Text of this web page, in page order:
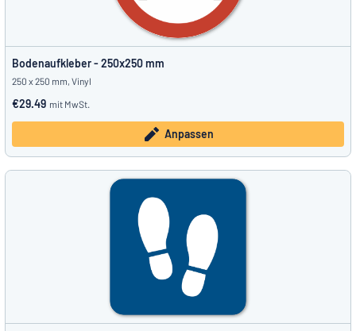
Bodenaufkleber - 250x250 mm
250 x 250 mm, Vinyl
€29.49 mit MwSt.
Anpassen